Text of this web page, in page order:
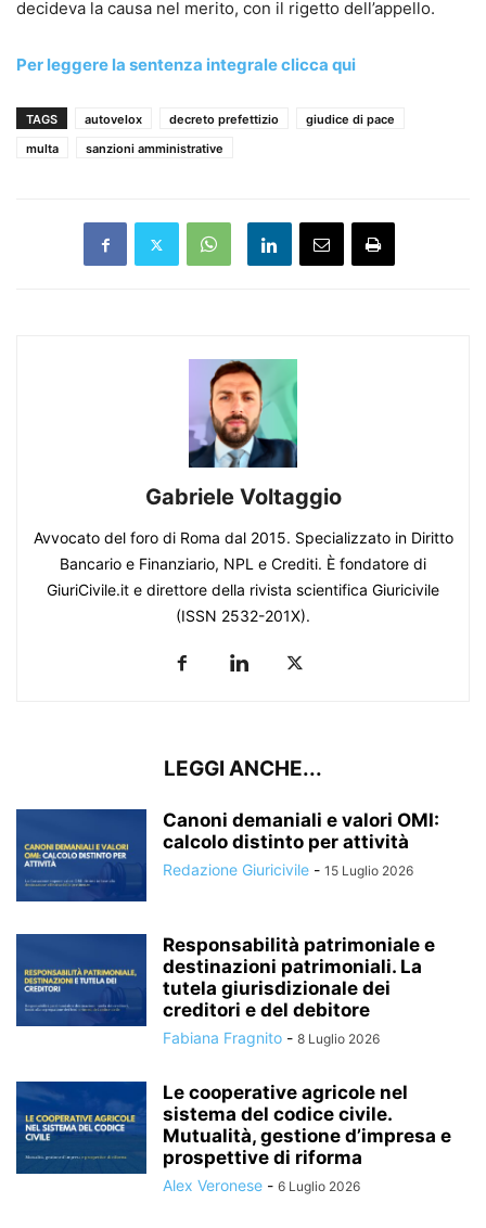
decideva la causa nel merito, con il rigetto dell’appello.
Per leggere la sentenza integrale clicca qui
TAGS autovelox decreto prefettizio
giudice di pace
multa
sanzioni amministrative
Gabriele Voltaggio
Avvocato del foro di Roma dal 2015. Specializzato in Diritto
Bancario e Finanziario, NPL e Crediti. È fondatore di
GiuriCivile.it e direttore della rivista scientifica Giuricivile
(ISSN 2532-201X).
LEGGI ANCHE...
Canoni demaniali e valori OMI:
calcolo distinto per attività
Redazione Giuricivile - 15 Luglio 2026
Responsabilità patrimoniale e
destinazioni patrimoniali. La
tutela giurisdizionale dei
creditori e del debitore
Fabiana Fragnito - 8 Luglio 2026
Le cooperative agricole nel
sistema del codice civile.
Mutualità, gestione d’impresa e
prospettive di riforma
Alex Veronese - 6 Luglio 2026